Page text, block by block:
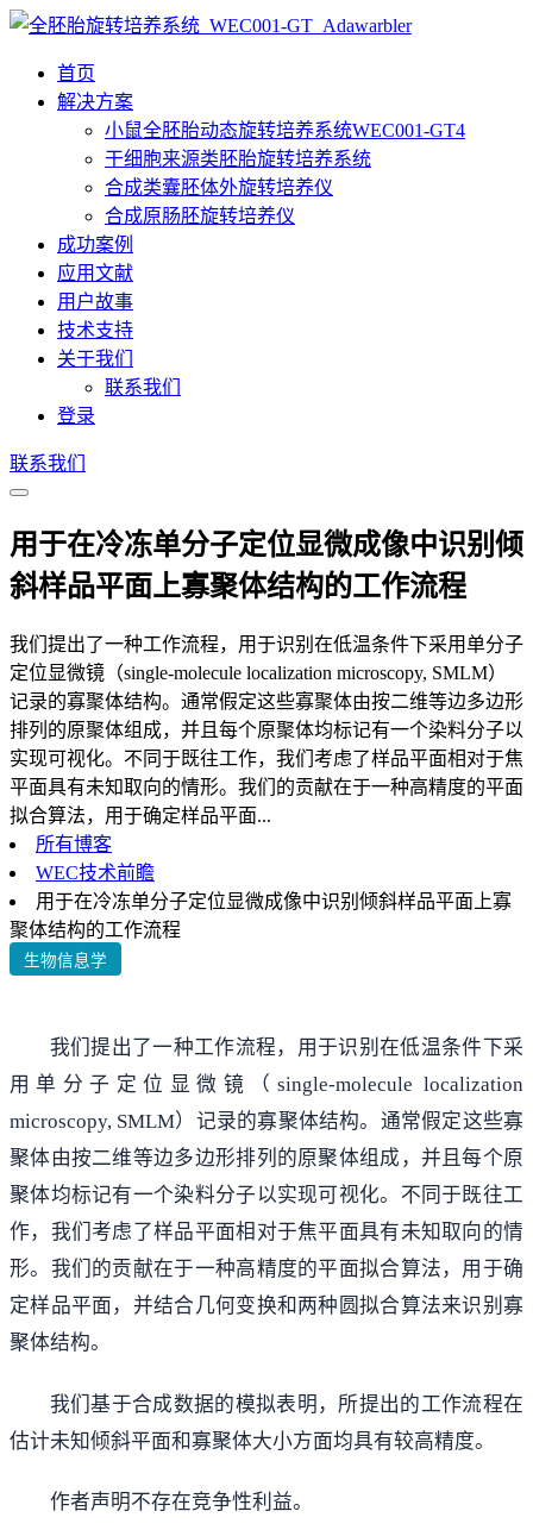
首页
解决方案
小鼠全胚胎动态旋转培养系统WEC001-GT4
干细胞来源类胚胎旋转培养系统
合成类囊胚体外旋转培养仪
合成原肠胚旋转培养仪
成功案例
应用文献
用户故事
技术支持
关于我们
联系我们
登录
联系我们
用于在冷冻单分子定位显微成像中识别倾
斜样品平面上寡聚体结构的工作流程
我们提出了一种工作流程，用于识别在低温条件下采用单分子
定位显微镜（single-molecule localization microscopy, SMLM）
记录的寡聚体结构。通常假定这些寡聚体由按二维等边多边形
排列的原聚体组成，并且每个原聚体均标记有一个染料分子以
实现可视化。不同于既往工作，我们考虑了样品平面相对于焦
平面具有未知取向的情形。我们的贡献在于一种高精度的平面
拟合算法，用于确定样品平面...
所有博客
WEC技术前瞻
用于在冷冻单分子定位显微成像中识别倾斜样品平面上寡
聚体结构的工作流程
生物信息学
我们提出了一种工作流程，用于识别在低温条件下采
用单分子定位显微镜（single-molecule localization
microscopy, SMLM）记录的寡聚体结构。通常假定这些寡
聚体由按二维等边多边形排列的原聚体组成，并且每个原
聚体均标记有一个染料分子以实现可视化。不同于既往工
作，我们考虑了样品平面相对于焦平面具有未知取向的情
形。我们的贡献在于一种高精度的平面拟合算法，用于确
定样品平面，并结合几何变换和两种圆拟合算法来识别寡
聚体结构。
我们基于合成数据的模拟表明，所提出的工作流程在
估计未知倾斜平面和寡聚体大小方面均具有较高精度。
作者声明不存在竞争性利益。